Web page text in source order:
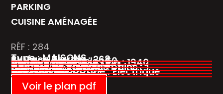
PARKING
CUISINE AMÉNAGÉE
RÉF : 284
Type : MAISONS
Surface Terrain : 268
Surface Habitable : 60
Année de construction : 1940
Nombre de pièces : 2
Nombre de chambre : 1
Nombre de salles de bains : 1
Vue :Petite vue mer
Exposition : SUD
Mode de chauffage : Electrique
DPE : E - 298
GES : C - 17
Taxe foncière :222
Voir le plan pdf